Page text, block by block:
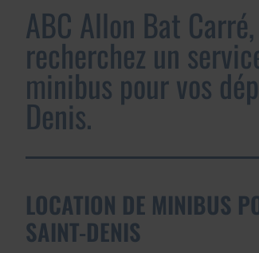
ABC Allon Bat
recherchez un
minibus pour vos
Denis.
LOCATION DE MINIBUS
SAINT-DENIS